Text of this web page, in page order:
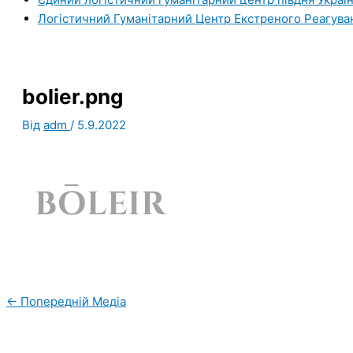
Логістичний Гуманітарний Центр Екстреного
bolier.png
Від adm / 5.9.2022
← Попередній Медіа